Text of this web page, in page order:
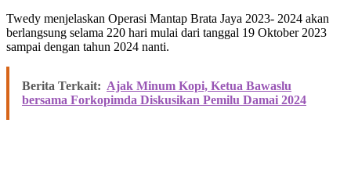
Twedy menjelaskan Operasi Mantap Brata Jaya 2023- 2024 akan
berlangsung selama 220 hari mulai dari tanggal 19 Oktober 2023
sampai dengan tahun 2024 nanti.
Berita Terkait: Ajak Minum Kopi, Ketua Bawaslu
bersama Forkopimda Diskusikan Pemilu Damai 2024